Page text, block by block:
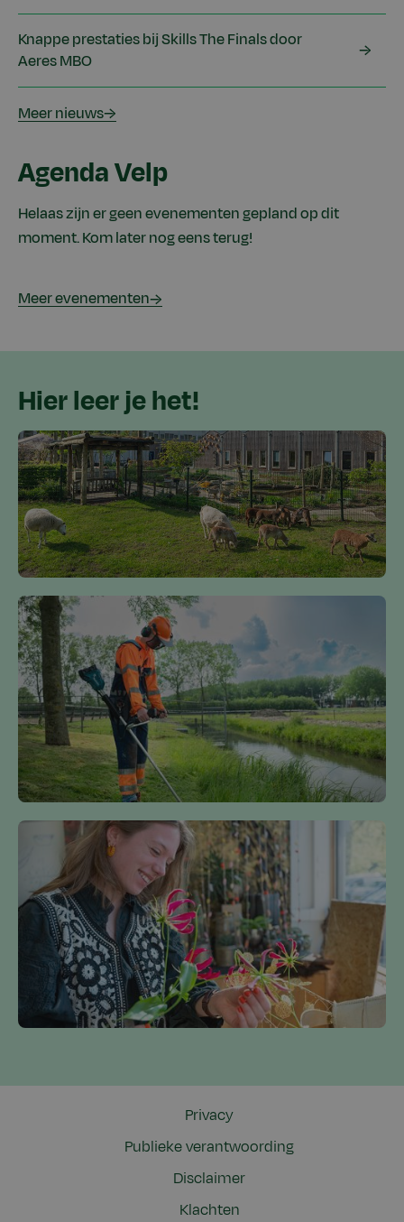
Knappe prestaties bij Skills The Finals door
Aeres MBO
Meer nieuws
Agenda Velp
Helaas zijn er geen evenementen gepland op dit
moment. Kom later nog eens terug!
Meer evenementen
Hier leer je het!
Privacy
Publieke verantwoording
Disclaimer
Klachten